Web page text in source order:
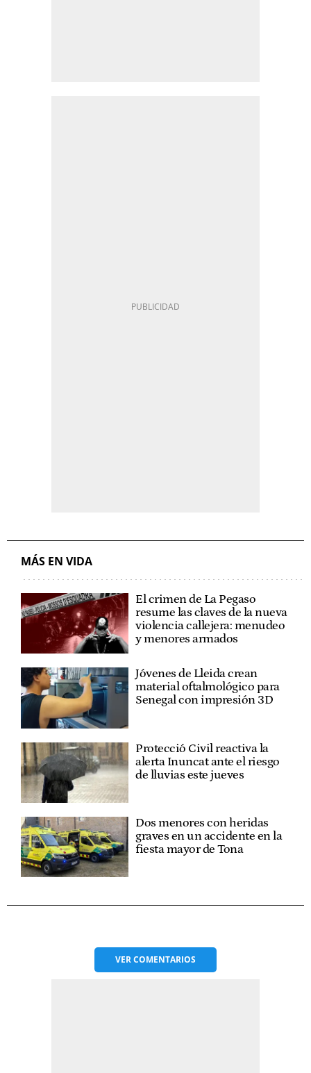
MÁS EN VIDA
El crimen de La Pegaso
resume las claves de la nueva
violencia callejera: menudeo
y menores armados
Jóvenes de Lleida crean
material oftalmológico para
Senegal con impresión 3D
Protecció Civil reactiva la
alerta Inuncat ante el riesgo
de lluvias este jueves
Dos menores con heridas
graves en un accidente en la
fiesta mayor de Tona
VERCOMENTARIOS